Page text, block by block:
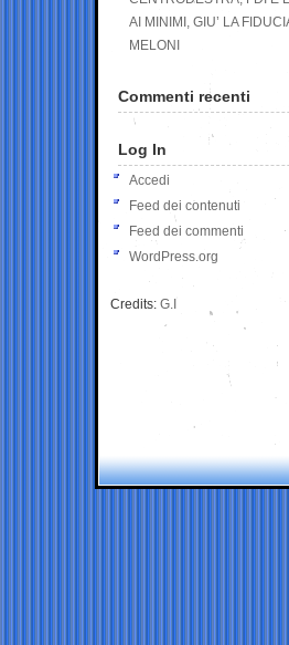
AI MINIMI, GIU’ LA
MELONI
Commenti recenti
Log In
Accedi
Feed dei contenuti
Feed dei commenti
WordPress.org
Credits: G.I